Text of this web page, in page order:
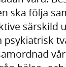
ska följa
särskild
psykiatrisk